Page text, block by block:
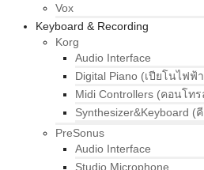
Vox
Keyboard & Recording
Korg
Audio Interface
Digital Piano (เปียโนไฟฟ้
Midi Controllers (คอนโทร
Synthesizer&Keyboard (
PreSonus
Audio Interface
Studio Microphone